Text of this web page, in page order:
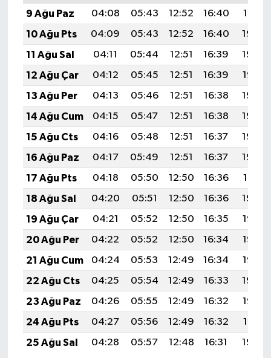
9 Ağu Paz
04:08 05:43 12:52 16:40
19:51
10 Ağu Pts
04:09 05:43 12:52 16:40
19:50
11 Ağu Sal
04:11 05:44 12:51 16:39
19:49
12 Ağu Çar
04:12 05:45 12:51 16:39
19:47
13 Ağu Per
04:13 05:46 12:51 16:38
19:46
14 Ağu Cum
04:15 05:47 12:51 16:38
19:45
15 Ağu Cts
04:16 05:48 12:51 16:37
19:44
16 Ağu Paz
04:17 05:49 12:51 16:37
19:42
17 Ağu Pts
04:18 05:50 12:50 16:36
19:41
18 Ağu Sal
04:20 05:51 12:50 16:36
19:40
19 Ağu Çar
04:21 05:52 12:50 16:35
19:38
20 Ağu Per
04:22 05:52 12:50 16:34
19:37
21 Ağu Cum
04:24 05:53 12:49 16:34
19:36
22 Ağu Cts
04:25 05:54 12:49 16:33
19:34
23 Ağu Paz
04:26 05:55 12:49 16:32
19:33
24 Ağu Pts
04:27 05:56 12:49 16:32
19:31
25 Ağu Sal
04:28 05:57 12:48 16:31 19:30